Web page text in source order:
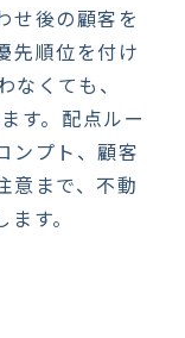
せ後の顧客を
先順位を付け
なくても、
す。配点ルー
ンプト、顧客
意まで、不動
す。